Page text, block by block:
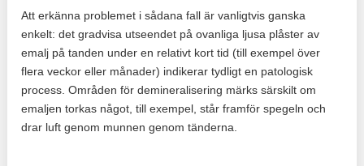
Att erkänna problemet i sådana fall är vanligtvis ganska
enkelt: det gradvisa utseendet på ovanliga ljusa plåster av
emalj på tanden under en relativt kort tid (till exempel över
flera veckor eller månader) indikerar tydligt en patologisk
process. Områden för demineralisering märks särskilt om
emaljen torkas något, till exempel, står framför spegeln och
drar luft genom munnen genom tänderna.